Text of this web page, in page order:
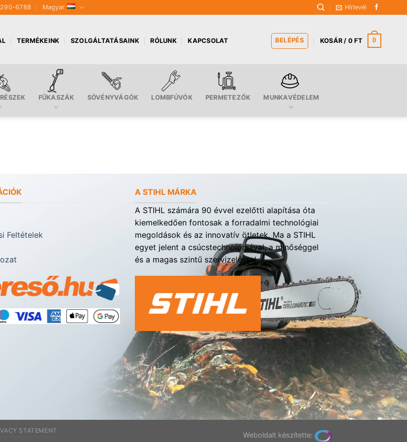
6788 Magyar Hírlevél
TERMÉKEINK SZOLGÁLTATÁSAINK RÓLUNK KAPCSOLAT BELÉPÉS KOSÁR / 0FT 0
FŰKASZÁK SÖVÉNYVÁGÓK LOMBFÚVÓK PERMETEZŐK MUNKAVÉDELEM
Feltételek
A STIHL MÁRKA
A STIHL számára 90 évvel ezelőtti alapítása óta
kiemelkedően fontosak a forradalmi technológiai
megoldások és az innovatív ötletek. Ma a STIHL
egyet jelent a csúcstechnológiával, a minőséggel
és a magas szintű szervizeléssel.
Weboldalt készítette:
STATEMENT